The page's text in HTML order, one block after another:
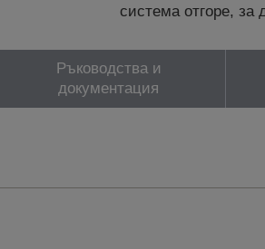
система отгоре,
Ръководства и
документация